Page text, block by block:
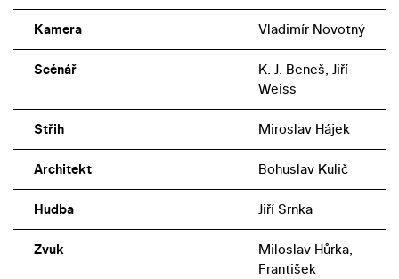
Kamera Vladimír Novotný
Scénář
K. J. Beneš, Jiří
Weiss
Střih Miroslav Hájek
Architekt Bohuslav Kulič
Hudba Jiří Srnka
Zvuk
Miloslav Hůrka,
František